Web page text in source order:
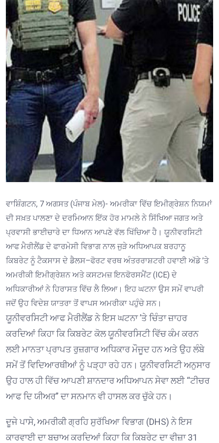
ਵਾਸ਼ਿੰਗਟਨ, 7 ਅਗਸਤ (ਪੰਜਾਬ ਮੇਲ)- ਅਮਰੀਕਾ ਵਿੱਚ ਇਮੀਗ੍ਰੇਸ਼ਨ ਨਿਯਮਾਂ
ਦੀ ਸਖ਼ਤ ਪਾਲਣਾ ਦੇ ਦਰਮਿਆਨ ਇੱਕ ਹੋਰ ਮਾਮਲੇ ਨੇ ਸਿੱਖਿਆ ਜਗਤ ਅਤੇ
ਪ੍ਰਵਾਸੀ ਭਾਈਚਾਰੇ ਦਾ ਧਿਆਨ ਆਪਣੇ ਵੱਲ ਖਿੱਚਿਆ ਹੈ। ਯੂਨੀਵਰਸਿਟੀ
ਆਫ ਮੈਰੀਲੈਂਡ ਦੇ ਫਾਰਮੇਸੀ ਵਿਭਾਗ ਨਾਲ ਜੁੜੇ ਅਧਿਆਪਕ ਬਰਹਾਨੂ
ਕਿਬਰੇਟ ਨੂੰ ਟੈਕਸਾਸ ਦੇ ਡੈਲਸ–ਫੋਰਟ ਵਰਥ ਅੰਤਰਰਾਸ਼ਟਰੀ ਹਵਾਈ ਅੱਡੇ ’ਤੇ
ਅਮਰੀਕੀ ਇਮੀਗ੍ਰੇਸ਼ਨ ਅਤੇ ਕਸਟਮਜ਼ ਇਨਫੋਰਸਮੈਂਟ (ICE) ਦੇ
ਅਧਿਕਾਰੀਆਂ ਨੇ ਹਿਰਾਸਤ ਵਿੱਚ ਲੈ ਲਿਆ। ਇਹ ਘਟਨਾ ਉਸ ਸਮੇਂ ਵਾਪਰੀ
ਜਦੋਂ ਉਹ ਵਿਦੇਸ਼ ਯਾਤਰਾ ਤੋਂ ਵਾਪਸ ਅਮਰੀਕਾ ਪਹੁੰਚੇ ਸਨ।
ਯੂਨੀਵਰਸਿਟੀ ਆਫ ਮੈਰੀਲੈਂਡ ਨੇ ਇਸ ਘਟਨਾ ’ਤੇ ਚਿੰਤਾ ਜ਼ਾਹਰ
ਕਰਦਿਆਂ ਕਿਹਾ ਕਿ ਕਿਬਰੇਟ ਕੋਲ ਯੂਨੀਵਰਸਿਟੀ ਵਿੱਚ ਕੰਮ ਕਰਨ
ਲਈ ਮਾਨਤਾ ਪ੍ਰਾਪਤ ਰੁਜ਼ਗਾਰ ਅਧਿਕਾਰ ਮੌਜੂਦ ਹਨ ਅਤੇ ਉਹ ਲੰਬੇ
ਸਮੇਂ ਤੋਂ ਵਿਦਿਆਰਥੀਆਂ ਨੂੰ ਪੜ੍ਹਾ ਰਹੇ ਹਨ। ਯੂਨੀਵਰਸਿਟੀ ਅਨੁਸਾਰ
ਉਹ ਹਾਲ ਹੀ ਵਿੱਚ ਆਪਣੀ ਸ਼ਾਨਦਾਰ ਅਧਿਆਪਨ ਸੇਵਾ ਲਈ “ਟੀਚਰ
ਆਫ ਦਿ ਯੀਅਰ” ਦਾ ਸਨਮਾਨ ਵੀ ਹਾਸਲ ਕਰ ਚੁੱਕੇ ਹਨ।
ਦੂਜੇ ਪਾਸੇ, ਅਮਰੀਕੀ ਗ੍ਰਹਿ ਸੁਰੱਖਿਆ ਵਿਭਾਗ (DHS) ਨੇ ਇਸ
ਕਾਰਵਾਈ ਦਾ ਬਚਾਅ ਕਰਦਿਆਂ ਕਿਹਾ ਕਿ ਕਿਬਰੇਟ ਦਾ ਵੀਜ਼ਾ 31